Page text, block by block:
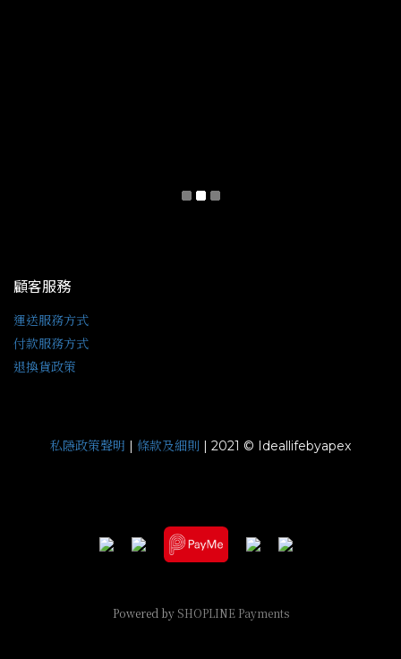
顧客服務
運送服務方式
付款服務方式
退換貨政策
私隱政策聲明 | 條款及細則 | 2021 © Ideallifebyapex
Powered by SHOPLINE Payments